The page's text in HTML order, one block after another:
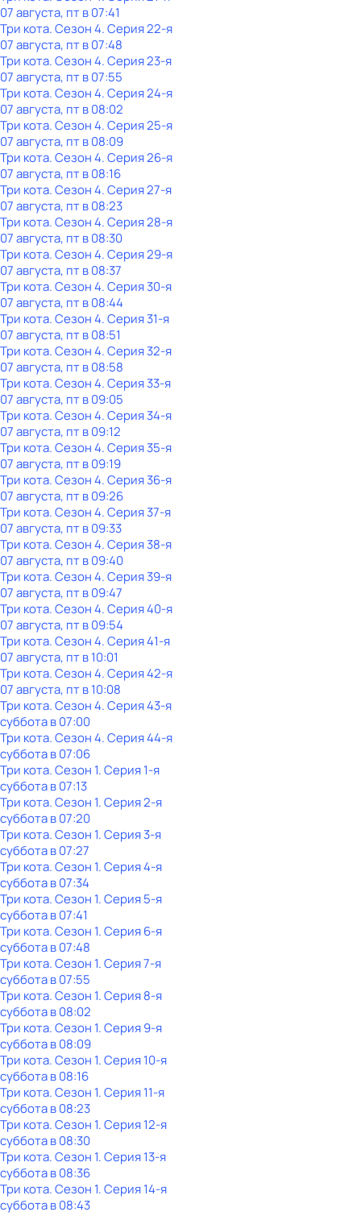
07 августа, пт в 07:41
Три кота. Сезон 4. Серия 22-я
07 августа, пт в 07:48
Три кота. Сезон 4. Серия 23-я
07 августа, пт в 07:55
Три кота. Сезон 4. Серия 24-я
07 августа, пт в 08:02
Три кота. Сезон 4. Серия 25-я
07 августа, пт в 08:09
Три кота. Сезон 4. Серия 26-я
07 августа, пт в 08:16
Три кота. Сезон 4. Серия 27-я
07 августа, пт в 08:23
Три кота. Сезон 4. Серия 28-я
07 августа, пт в 08:30
Три кота. Сезон 4. Серия 29-я
07 августа, пт в 08:37
Три кота. Сезон 4. Серия 30-я
07 августа, пт в 08:44
Три кота. Сезон 4. Серия 31-я
07 августа, пт в 08:51
Три кота. Сезон 4. Серия 32-я
07 августа, пт в 08:58
Три кота. Сезон 4. Серия 33-я
07 августа, пт в 09:05
Три кота. Сезон 4. Серия 34-я
07 августа, пт в 09:12
Три кота. Сезон 4. Серия 35-я
07 августа, пт в 09:19
Три кота. Сезон 4. Серия 36-я
07 августа, пт в 09:26
Три кота. Сезон 4. Серия 37-я
07 августа, пт в 09:33
Три кота. Сезон 4. Серия 38-я
07 августа, пт в 09:40
Три кота. Сезон 4. Серия 39-я
07 августа, пт в 09:47
Три кота. Сезон 4. Серия 40-я
07 августа, пт в 09:54
Три кота. Сезон 4. Серия 41-я
07 августа, пт в 10:01
Три кота. Сезон 4. Серия 42-я
07 августа, пт в 10:08
Три кота. Сезон 4. Серия 43-я
субботав07:00
Три кота. Сезон 4. Серия 44-я
субботав07:06
Три кота. Сезон 1. Серия 1-я
субботав07:13
Три кота. Сезон 1. Серия 2-я
субботав07:20
Три кота. Сезон 1. Серия 3-я
субботав07:27
Три кота. Сезон 1. Серия 4-я
субботав07:34
Три кота. Сезон 1. Серия 5-я
субботав07:41
Три кота. Сезон 1. Серия 6-я
субботав07:48
Три кота. Сезон 1. Серия 7-я
субботав07:55
Три кота. Сезон 1. Серия 8-я
субботав08:02
Три кота. Сезон 1. Серия 9-я
субботав08:09
Три кота. Сезон 1. Серия 10-я
субботав08:16
Три кота. Сезон 1. Серия 11-я
субботав08:23
Три кота. Сезон 1. Серия 12-я
субботав08:30
Три кота. Сезон 1. Серия 13-я
субботав08:36
Три кота. Сезон 1. Серия 14-я
субботав08:43